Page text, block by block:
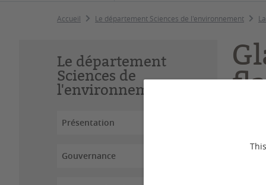
Accueil Le département Sciences de l'environnement
Le département
Sciences de
l'environnement
Présentation
Gouvernance